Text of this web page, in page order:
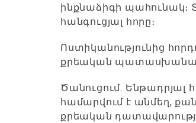
ինքնաձիգի պահունակ։
հանգուցյալ հորը։
Ոստիկանությունից
քրեական
Ծանուցում. Ենթադրյալ
համարվում է անմեղ,
քրեական